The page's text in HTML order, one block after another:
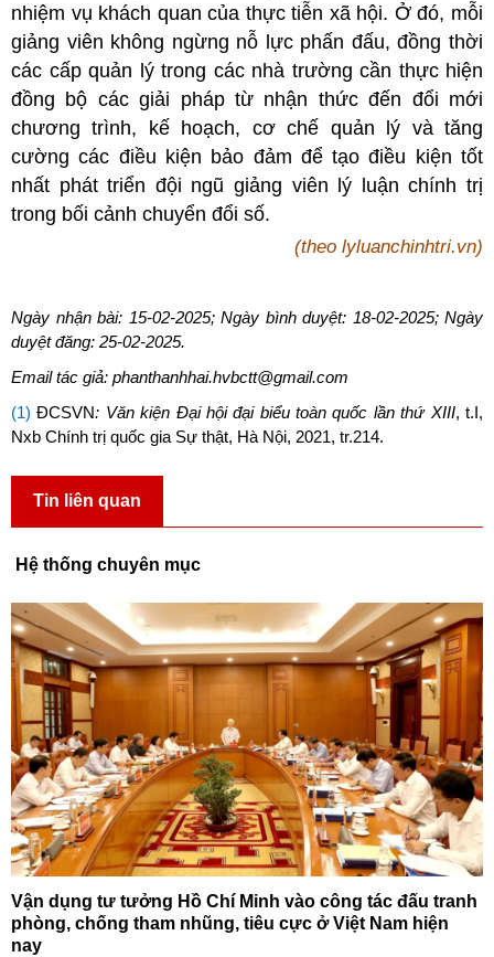
nhiệm vụ khách quan của thực tiễn xã hội. Ở đó, mỗi
giảng viên không ngừng nỗ lực phấn đấu, đồng thời
các cấp quản lý trong các nhà trường cần thực hiện
đồng bộ các giải pháp từ nhận thức đến đổi mới
chương trình, kế hoạch, cơ chế quản lý và tăng
cường các điều kiện bảo đảm để tạo điều kiện tốt
nhất phát triển đội ngũ giảng viên lý luận chính trị
trong bối cảnh chuyển đổi số.
(theo lyluanchinhtri.vn)
Ngày nhận bài: 15-02-2025; Ngày bình duyệt: 18-02-2025; Ngày
duyệt đăng: 25-02-2025.
Email tác giả: phanthanhhai.hvbctt@gmail.com
(1) ĐCSVN: Văn kiện Đại hội đại biểu toàn quốc lần thứ XIII, t.I,
Nxb Chính trị quốc gia Sự thật, Hà Nội, 2021, tr.214.
Tin liên quan
Hệ thống chuyên mục
Vận dụng tư tưởng Hồ Chí Minh vào công tác đấu tranh
phòng, chống tham nhũng, tiêu cực ở Việt Nam hiện
nay